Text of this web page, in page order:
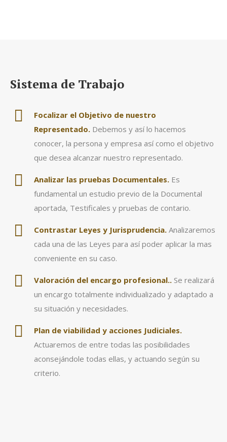
Sistema de Trabajo
Focalizar el Objetivo de nuestro
Representado. Debemos y así lo hacemos
conocer, la persona y empresa así como el objetivo
que desea alcanzar nuestro representado.
Analizar las pruebas Documentales. Es
fundamental un estudio previo de la Documental
aportada, Testificales y pruebas de contario.
Contrastar Leyes y Jurisprudencia. Analizaremos
cada una de las Leyes para así poder aplicar la mas
conveniente en su caso.
Valoración del encargo profesional.. Se realizará
un encargo totalmente individualizado y adaptado a
su situación y necesidades.
Plan de viabilidad y acciones Judiciales.
Actuaremos de entre todas las posibilidades
aconsejándole todas ellas, y actuando según su
criterio.